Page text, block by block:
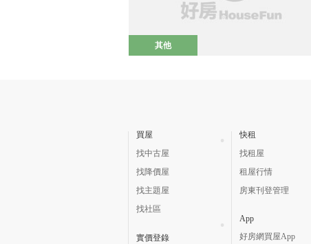
其他
買屋
找中古屋
找降價屋
找主題屋
找社區
實價登錄
快租
找租屋
租屋行情
房東刊登管理
App
好房網買屋App